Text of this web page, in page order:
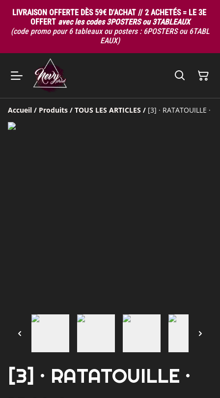
LIVRAISON OFFERTE DÈS 59€ D'ACHAT // 2 ACHETÉS = LE 3E
OFFERT avec les codes 3POSTERS ou 3TABLEAUX
(code promo pour 6 tableaux ou posters : 6POSTERS ou 6TABL
EAUX)
Accueil / Produits / TOUS LES ARTICLES / [3] · RATATOUILLE ·
[3] · RATATOUILLE ·